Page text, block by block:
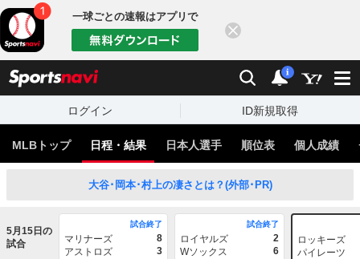
一球ごとの速報はアプリで
検索 通知
i
ログイン ID新規取得
MLBトップ 日程・結果 日本人選手 順位表 個人成績
大谷･岡本･村上の凄さとは？(外部･PR)
5月15日の
試合
試合終了
マリナーズ
8
アストロズ
3
試合終了
ロイヤルズ
2
Wソックス
6
ロッキーズ
パイレーツ